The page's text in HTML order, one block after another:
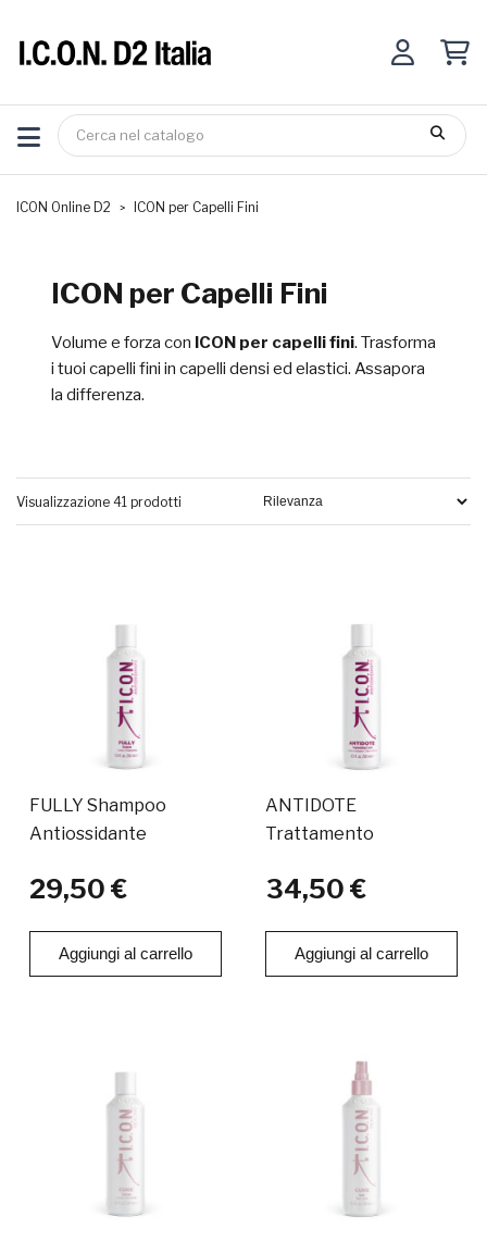
ICON Online D2 ICON per Capelli Fini
ICON per Capelli Fini
Volume e forza con ICON per capelli fini. Trasforma
i tuoi capelli fini in capelli densi ed elastici. Assapora
la differenza.
Visualizzazione 41 prodotti
FULLY Shampoo
Antiossidante
29,50 €
Aggiungi al carrello
ANTIDOTE
Trattamento
34,50 €
Aggiungi al carrello